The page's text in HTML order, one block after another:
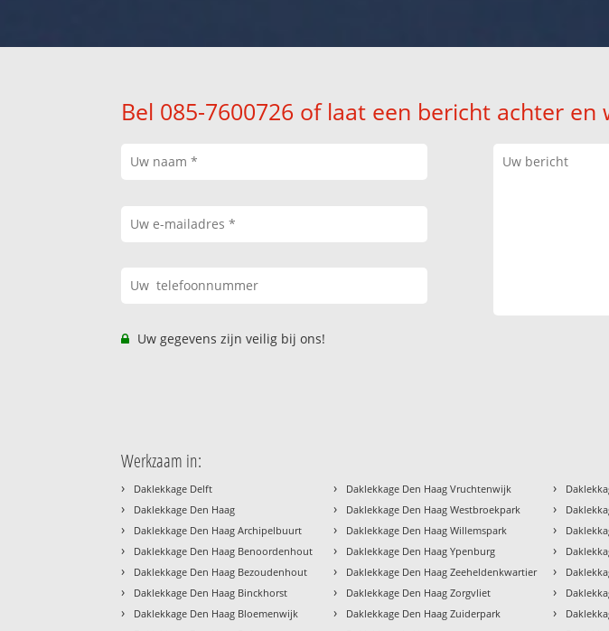
Bel 085-7600726 of laat een bericht achter
Uw gegevens zijn veilig bij ons!
Werkzaam in:
› Daklekkage Delft
› Daklekkage Den Haag
› Daklekkage Den Haag Archipelbuurt
› Daklekkage Den Haag Benoordenhout
› Daklekkage Den Haag Bezoudenhout
› Daklekkage Den Haag Binckhorst
› Daklekkage Den Haag Bloemenwijk
› Daklekkage Den Haag Vruchtenwijk
› Daklekkage Den Haag Westbroekpark
› Daklekkage Den Haag Willemspark
› Daklekkage Den Haag Ypenburg
› Daklekkage Den Haag Zeeheldenkwartier
› Daklekkage Den Haag Zorgvliet
› Daklekkage Den Haag Zuiderpark
›
›
›
›
›
›
›